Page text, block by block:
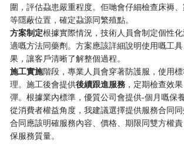
圍，評估蝨患嚴重程度。佢哋會仔細檢查床褥
等隱蔽位置，確定蝨源同繁殖點。
​方案制定​根據實際情況，技術人員會制定個性
適嘅方法同藥劑。方案應該詳細說明使用嘅工
果，讓客戶清晰了解整個過程。
​施工實施​階段，專業人員會穿著防護服，使用
理。施工後會提供​​後續跟進服務​ ，定期檢查效
彈。根據業內標準，優質公司會提供-個月嘅保養
從消費者權益角度，我建議選擇提供服務合同同
合同應該明確服務內容、價格、期限同雙方權
保服務質量。